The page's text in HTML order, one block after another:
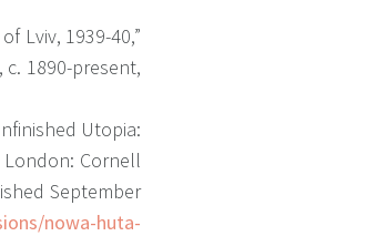
в тому
Інший проєкт
Радянського
в країнах
життєвих
Lviv, 1939-40,”
c. 1890-present,
Utopia:
London: Cornell
September
nowa-huta-